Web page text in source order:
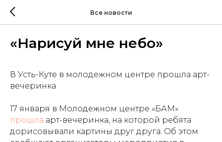
Все новости
«Нарисуй мне небо»
В Усть-Куте в молодежном центре прошла арт-
вечеринка
17 января в Молодежном центре «БАМ»
прошла арт-вечеринка, на которой ребята
дорисовывали картины друг друга. Об этом